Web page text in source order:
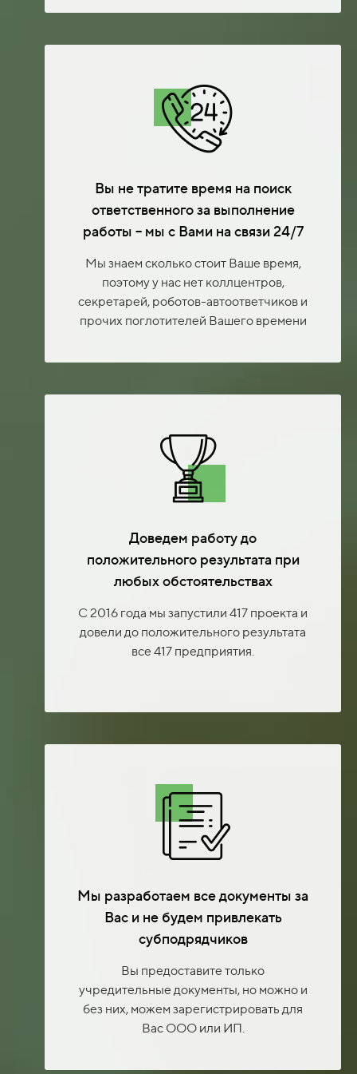
Вы не тратите время на поиск
ответственного за выполнение
работы – мы с Вами на связи 24/7
Мы знаем сколько стоит Ваше время,
поэтому у нас нет коллцентров,
секретарей, роботов-автоответчиков и
прочих поглотителей Вашего времени
Доведем работу до
положительного результата при
любых обстоятельствах
С 2016 года мы запустили 417 проекта и
довели до положительного результата
все 417 предприятия.
Мы разработаем все документы за
Вас и не будем привлекать
субподрядчиков
Вы предоставите только
учредительные документы, но можно и
без них, можем зарегистрировать для
Вас ООО или ИП.